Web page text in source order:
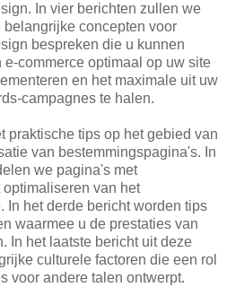
In vier berichten zullen we
belangrijke concepten voor
bespreken die u kunnen
e-commerce optimaal op uw site
en het maximale uit uw
campagnes te halen.
praktische tips op het gebied van
van bestemmingspagina's. In
we pagina's met
van het
In het derde bericht worden tips
waarmee u de prestaties van
In het laatste bericht uit deze
culturele factoren die een rol
voor andere talen ontwerpt.